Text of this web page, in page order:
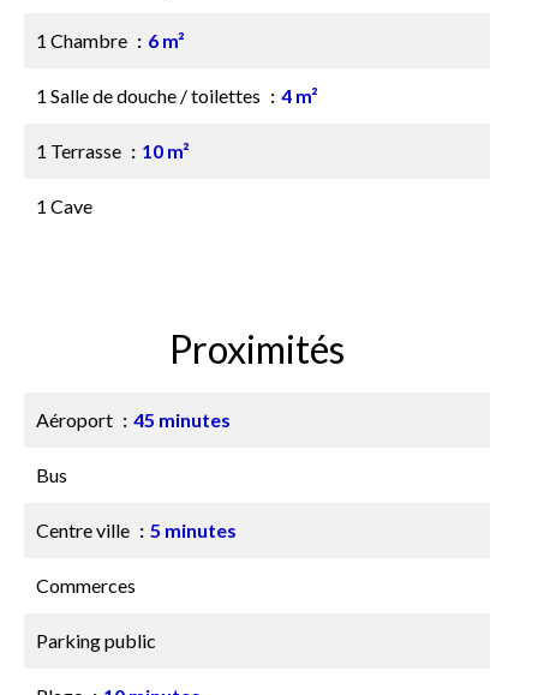
1 Chambre 6 m²
1 Salle de douche / toilettes 4 m²
1 Terrasse 10 m²
1 Cave
Proximités
Aéroport 45 minutes
Bus
Centre ville 5 minutes
Commerces
Parking public